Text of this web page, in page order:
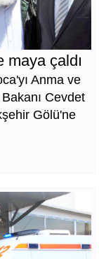
maya çaldı
Anma ve
Cevdet
Gölü'ne